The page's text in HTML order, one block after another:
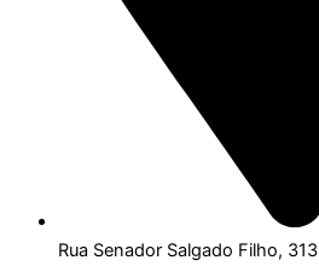
Rua Senador Salgado Filho, 313